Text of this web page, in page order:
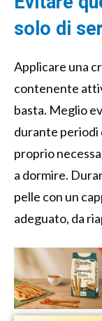
solo di
Applicare una
contenente
basta. Meglio
durante periodi
proprio
a dormire.
pelle con un
adeguato, da